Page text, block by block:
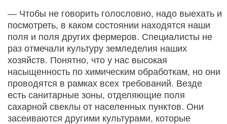
— Чтобы не говорить голословно, надо выехать и
посмотреть, в каком состоянии находятся наши
поля и поля других фермеров. Специалисты не
раз отмечали культуру земледелия наших
хозяйств. Понятно, что у нас высокая
насыщенность по химическим обработкам, но они
проводятся в рамках всех требований. Везде
есть санитарные зоны, отделяющие поля
сахарной свеклы от населенных пунктов. Они
засеиваются другими культурами, которые